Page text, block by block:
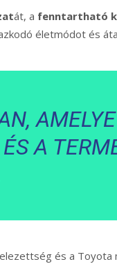
át, a fenntartható
életmódot és
A
és a